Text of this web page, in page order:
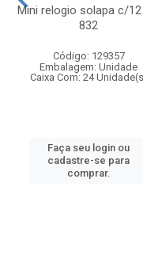
Mini relogio solapa c/
832
Código: 129357
Embalagem: Unidade
Caixa Com: 24
Faça seu login ou
cadastre-se para
comprar.